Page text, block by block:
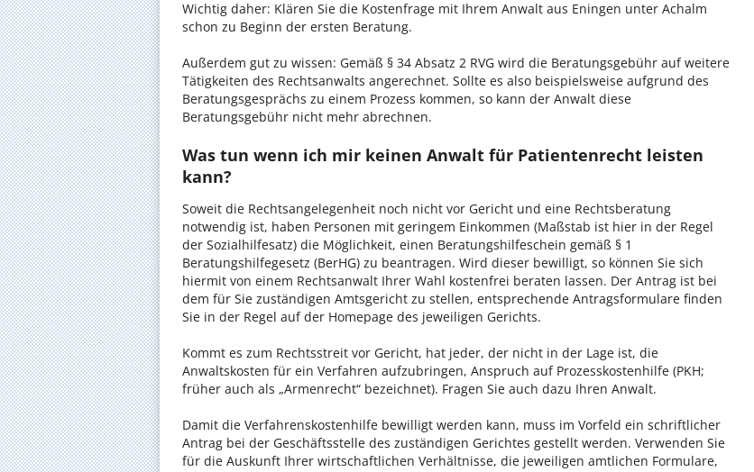
Wichtig daher: Klären Sie die Kostenfrage mit Ihrem Anwalt aus Eningen unter Achalm
schon zu Beginn der ersten Beratung.
Außerdem gut zu wissen: Gemäß § 34 Absatz 2 RVG wird die Beratungsgebühr auf weitere
Tätigkeiten des Rechtsanwalts angerechnet. Sollte es also beispielsweise aufgrund des
Beratungsgesprächs zu einem Prozess kommen, so kann der Anwalt diese
Beratungsgebühr nicht mehr abrechnen.
Was tun wenn ich mir keinen Anwalt für Patientenrecht leisten
kann?
Soweit die Rechtsangelegenheit noch nicht vor Gericht und eine Rechtsberatung
notwendig ist, haben Personen mit geringem Einkommen (Maßstab ist hier in der Regel
der Sozialhilfesatz) die Möglichkeit, einen Beratungshilfeschein gemäß § 1
Beratungshilfegesetz (BerHG) zu beantragen. Wird dieser bewilligt, so können Sie sich
hiermit von einem Rechtsanwalt Ihrer Wahl kostenfrei beraten lassen. Der Antrag ist bei
dem für Sie zuständigen Amtsgericht zu stellen, entsprechende Antragsformulare finden
Sie in der Regel auf der Homepage des jeweiligen Gerichts.
Kommt es zum Rechtsstreit vor Gericht, hat jeder, der nicht in der Lage ist, die
Anwaltskosten für ein Verfahren aufzubringen, Anspruch auf Prozesskostenhilfe (PKH;
früher auch als „Armenrecht“ bezeichnet). Fragen Sie auch dazu Ihren Anwalt.
Damit die Verfahrenskostenhilfe bewilligt werden kann, muss im Vorfeld ein schriftlicher
Antrag bei der Geschäftsstelle des zuständigen Gerichtes gestellt werden. Verwenden Sie
für die Auskunft Ihrer wirtschaftlichen Verhältnisse, die jeweiligen amtlichen Formulare,